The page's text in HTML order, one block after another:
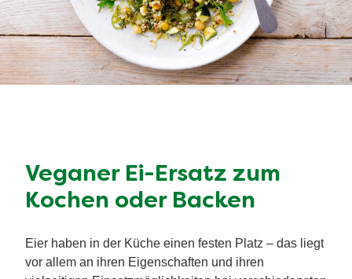
Veganer Ei-Ersatz zum
Kochen oder Backen
Eier haben in der Küche einen festen Platz – das liegt
vor allem an ihren Eigenschaften und ihren